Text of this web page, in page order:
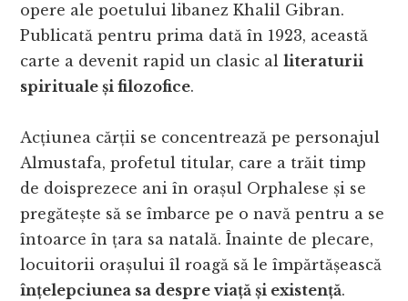
opere ale poetului libanez Khalil Gibran.
Publicată pentru prima dată în 1923, această
carte a devenit rapid un clasic alliteraturii
spirituale și filozofice.
Acțiunea cărții se concentrează pe personajul
Almustafa, profetul titular, care a trăit timp
de doisprezece ani în orașul Orphalese și se
pregătește să se îmbarce pe o navă pentru a se
întoarce în țara sa natală. Înainte de plecare,
locuitorii orașului îl roagă să le împărtășească
înțelepciunea sa despre viață și existență.